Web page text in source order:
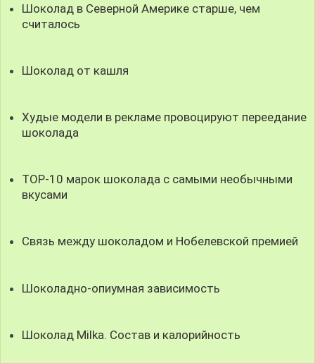
Шоколад в Северной Америке старше, чем
считалось
Шоколад от кашля
Худые модели в рекламе провоцируют переедание
шоколада
TOP-10 марок шоколада с самыми необычными
вкусами
Связь между шоколадом и Нобелевской премией
Шоколадно-опиумная зависимость
Шоколад Milka. Состав и калорийность